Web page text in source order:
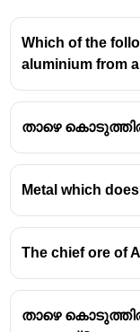
Which of the
aluminium from
താഴെ
Metal which
The chief ore of
താഴെ